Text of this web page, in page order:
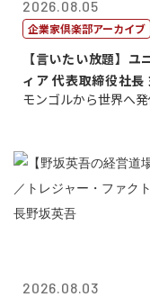
2026.08.05
企業家倶楽部アーカイブ
【言いたい放題】ユ
ィア 代表取締役社長
真
モンゴルから世界へ
2026.08.03